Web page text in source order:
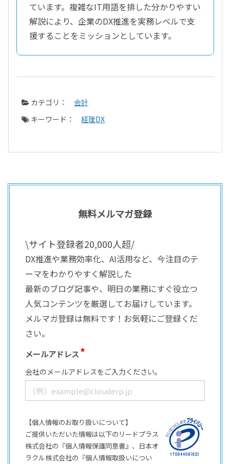
ています。複雑なIT用語を排した分かりやすい
解説により、企業のDX推進を実務レベルで支
援することをミッションとしています。
カテゴリ：
会計
キーワード：
経理DX
無料メルマガ登録
\サイト登録者20,000人超/
DX推進や業務効率化、AI活用など、今注目のテ
ーマをわかりやすく解説した
最新のブログ記事や、明日の業務にすぐ役立つ
人気コンテンツを厳選してお届けしています。
メルマガ登録は無料です！お気軽にご登録くだ
さい。
メールアドレス
会社のメールアドレスをご入力ください。
【個人情報のお取り扱いについて】
ご提供いただいた情報は以下のリードプラス
株式会社の『個人情報保護同意書』、日本オ
ラクル株式会社の『個人情報取扱いについ